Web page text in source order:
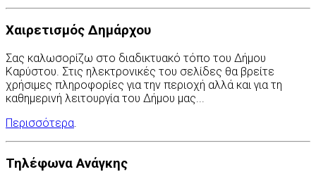
Χαιρετισμός Δημάρχου
Σας καλωσορίζω στο διαδικτυακό τόπο του Δήμου
Καρύστου. Στις ηλεκτρονικές του σελίδες θα βρείτε
χρήσιμες πληροφορίες για την περιοχή αλλά και για τη
καθημερινή λειτουργία του Δήμου μας...
Περισσότερα.
Τηλέφωνα Ανάγκης